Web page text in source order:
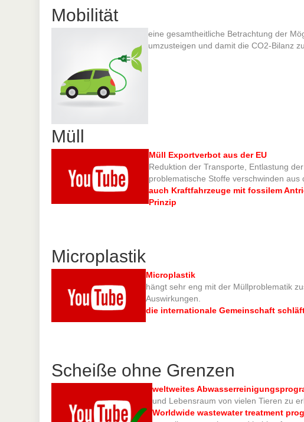
Mobilität
eine gesamtheitliche Betrachtung der
umzusteigen und damit die CO2-Bilanz
Müll
Müll Exportverbot aus der EU
Reduktion der Transporte, Entlastung
problematische Stoffe verschwinden aus
auch Kraftfahrzeuge mit fossilem
Prinzip
Microplastik
Microplastik
hängt sehr eng mit der Müllproblematik
Auswirkungen.
die internationale Gemeinschaft
Scheiße ohne Grenzen
weltweites
und Lebensraum von vielen Tieren zu
Worldwide wastewater treatment